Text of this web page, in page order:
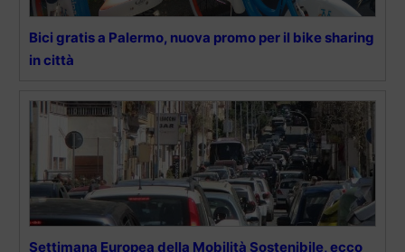
Bici gratis a Palermo, nuova promo per il bike sharing
in città
Settimana Europea della Mobilità Sostenibile, ecco